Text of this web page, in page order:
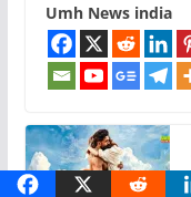
Umh News india